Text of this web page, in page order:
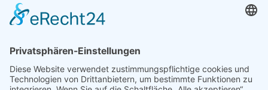
E-Mail:
Öffnungszeiten